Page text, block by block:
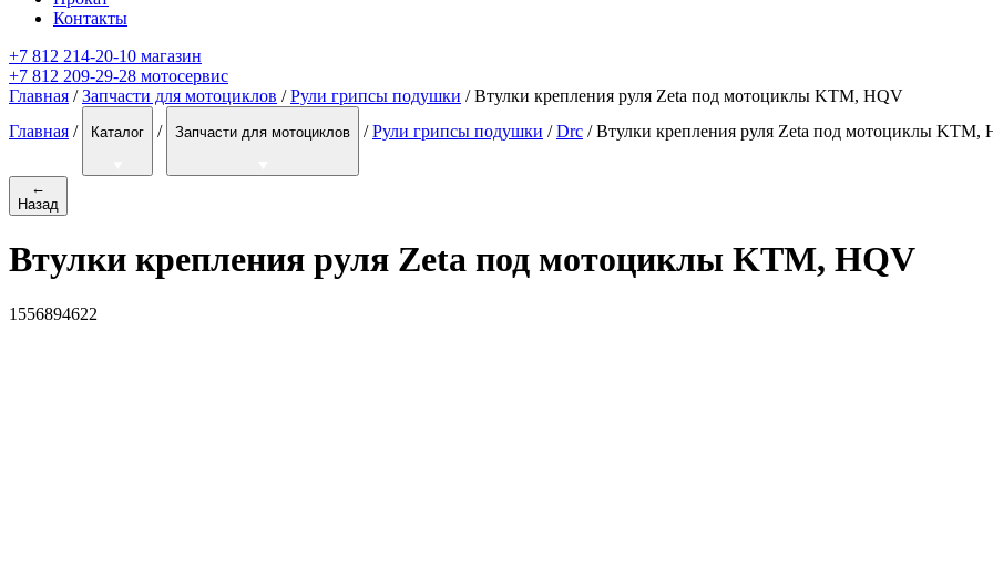
Контакты
+7 812 214-20-10 магазин
+7 812 209-29-28 мотосервис
Главная /Запчасти для мотоциклов /Рули грипсы подушки / Втулки крепления руля Zeta под мотоциклы KTM, HQV
Главная / Каталог / Запчасти для мотоциклов / Рули грипсы подушки / Drc / Втулки крепления руля Zeta под мотоциклы KTM,
←
Назад
Втулки крепления руля Zeta под мотоциклы KTM, HQV
1556894622